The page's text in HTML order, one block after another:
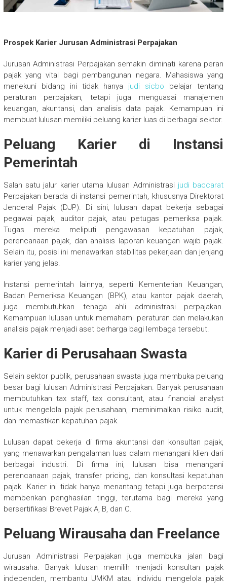
Prospek Karier Jurusan Administrasi Perpajakan
Jurusan Administrasi Perpajakan semakin diminati karena peran
pajak yang vital bagi pembangunan negara. Mahasiswa yang
menekuni bidang ini tidak hanya judi sicbo belajar tentang
peraturan perpajakan, tetapi juga menguasai manajemen
keuangan, akuntansi, dan analisis data pajak. Kemampuan ini
membuat lulusan memiliki peluang karier luas di berbagai sektor.
Peluang Karier di Instansi
Pemerintah
Salah satu jalur karier utama lulusan Administrasi judi baccarat
Perpajakan berada di instansi pemerintah, khususnya Direktorat
Jenderal Pajak (DJP). Di sini, lulusan dapat bekerja sebagai
pegawai pajak, auditor pajak, atau petugas pemeriksa pajak.
Tugas mereka meliputi pengawasan kepatuhan pajak,
perencanaan pajak, dan analisis laporan keuangan wajib pajak.
Selain itu, posisi ini menawarkan stabilitas pekerjaan dan jenjang
karier yang jelas.
Instansi pemerintah lainnya, seperti Kementerian Keuangan,
Badan Pemeriksa Keuangan (BPK), atau kantor pajak daerah,
juga membutuhkan tenaga ahli administrasi perpajakan.
Kemampuan lulusan untuk memahami peraturan dan melakukan
analisis pajak menjadi aset berharga bagi lembaga tersebut.
Karier di Perusahaan Swasta
Selain sektor publik, perusahaan swasta juga membuka peluang
besar bagi lulusan Administrasi Perpajakan. Banyak perusahaan
membutuhkan tax staff, tax consultant, atau financial analyst
untuk mengelola pajak perusahaan, meminimalkan risiko audit,
dan memastikan kepatuhan pajak.
Lulusan dapat bekerja di firma akuntansi dan konsultan pajak,
yang menawarkan pengalaman luas dalam menangani klien dari
berbagai industri. Di firma ini, lulusan bisa menangani
perencanaan pajak, transfer pricing, dan konsultasi kepatuhan
pajak. Karier ini tidak hanya menantang tetapi juga berpotensi
memberikan penghasilan tinggi, terutama bagi mereka yang
bersertifikasi Brevet Pajak A, B, dan C.
Peluang Wirausaha dan Freelance
Jurusan Administrasi Perpajakan juga membuka jalan bagi
wirausaha. Banyak lulusan memilih menjadi konsultan pajak
independen, membantu UMKM atau individu mengelola pajak